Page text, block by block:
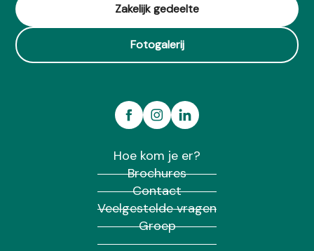
Zakelijk gedeelte
Fotogalerij
Hoe kom je er?
Brochures
Contact
Veelgestelde vragen
Groep